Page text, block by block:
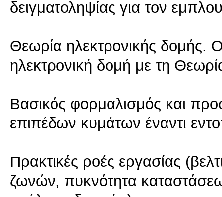
δειγματοληψίας για τον
Θεωρία ηλεκτρονικής δομής.
ηλεκτρονική δομή με τη
Βασικός φορμαλισμός και
επιπέδων κυμάτων έναντι
Πρακτικές ροές εργασίας
ζωνών, πυκνότητα